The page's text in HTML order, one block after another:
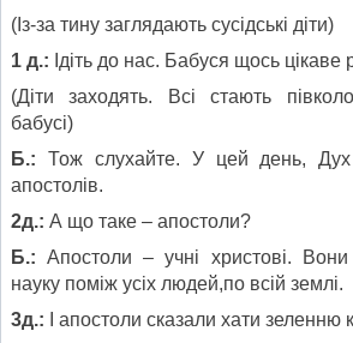
(Із-за тину заглядають сусідські діти)
1 д.: Ідіть до нас. Бабуся щось цікаве
(Діти заходять. Всі стають
бабусі)
Б.: Тож слухайте. У цей день,
апостолів.
2д.: А що таке – апостоли?
Б.:Апостоли – учні христові.
науку поміж усіх людей,по всій землі.
3д.:
І апостоли сказали хати зеленню